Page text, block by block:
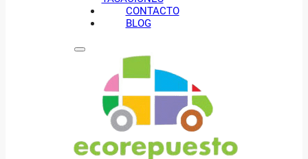
CONTACTO
BLOG